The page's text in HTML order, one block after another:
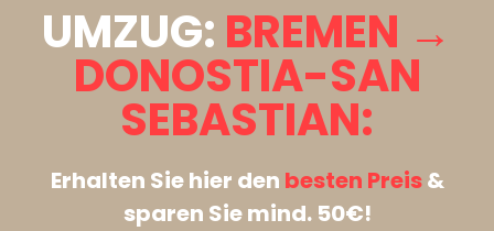
UMZUG: BREMEN →
DONOSTIA-SAN
SEBASTIAN:
Erhalten Sie hier den besten Preis&
sparen Sie mind. 50€!